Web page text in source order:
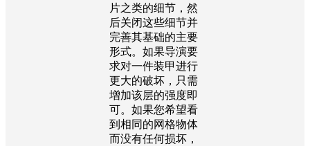
片之类的细节，然
后关闭这些细节并
完善其基础的主要
形式。如果导演要
求对一件装甲进行
更大的破坏，只需
增加该层的强度即
可。如果您希望看
到相同的网格物体
而没有任何损坏，